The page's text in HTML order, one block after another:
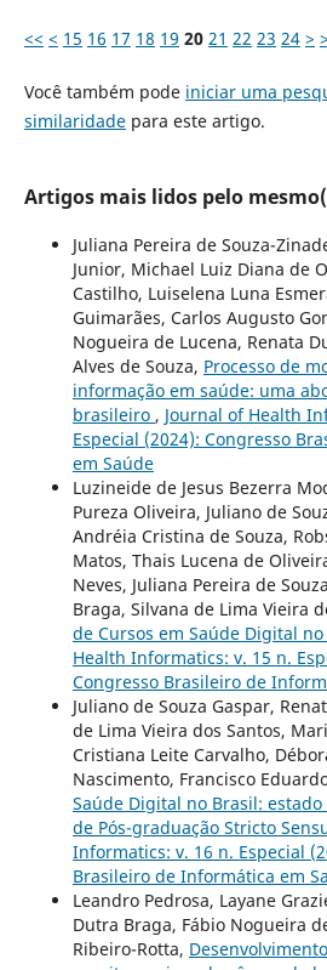
<< < 15 16 17 18 19 20 21 22 23 24 >
Você também pode iniciar uma
similaridadepara este artigo.
Artigos mais lidos pelo
Juliana Pereira de Souza-
Junior, Michael Luiz Diana de
Castilho, Luiselena Luna
Guimarães, Carlos Augusto
Nogueira de Lucena, Renata
Alves de Souza, Processo de
informação em saúde: uma
brasileiro , Journal of Health
Especial (2024): Congresso
em Saúde
Luzineide de Jesus Bezerra
Pureza Oliveira, Juliano de
Andréia Cristina de Souza,
Matos, Thais Lucena de
Neves, Juliana Pereira de
Braga, Silvana de Lima Vieira
de Cursos em Saúde Digital
Health Informatics: v. 15 n.
Congresso Brasileiro de
Juliano de Souza Gaspar,
de Lima Vieira dos Santos,
Cristiana Leite Carvalho,
Nascimento, Francisco
Saúde Digital no Brasil:
de Pós-graduação Stricto
Informatics: v. 16 n. Especial
Brasileiro de Informática em
Leandro Pedrosa, Layane
Dutra Braga, Fábio Nogueira
Ribeiro-Rotta,